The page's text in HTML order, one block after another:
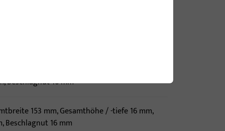
Beschlagnut 16 mm
153 mm, Gesamthöhe / -tiefe 16 mm,
Beschlagnut 16 mm